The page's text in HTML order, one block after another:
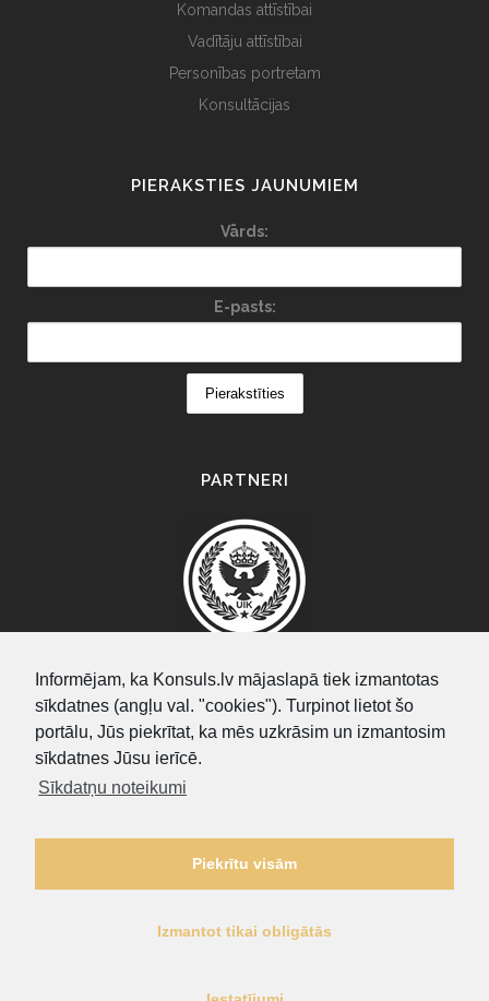
Informējam, ka Konsuls.lv mājaslapā tiek izmantotas
sīkdatnes (angļu val. "cookies"). Turpinot lietot šo
portālu, Jūs piekrītat, ka mēs uzkrāsim un izmantosim
sīkdatnes Jūsu ierīcē.
Sīkdatņu noteikumi
Piekrītu visām
Izmantot tikai obligātās
Komandas attīstībai
Vadītāju attīstībai
Personības portretam
Konsultācijas
PIERAKSTIES JAUNUMIEM
Vārds:
E-pasts:
PARTNERI
SEARCH
Sīkdatņu noteikumi